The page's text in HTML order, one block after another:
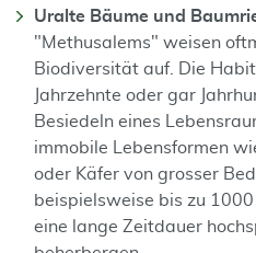
Uralte Bäume und
"Methusalems" weisen
Biodiversität auf. Die
Jahrzehnte oder gar
Besiedeln eines
immobile Lebensformen
oder Käfer von grosser
beispielsweise bis zu
eine lange Zeitdauer